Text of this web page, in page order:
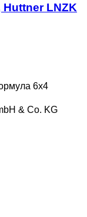
Huttner LNZK
6x4
& Co. KG